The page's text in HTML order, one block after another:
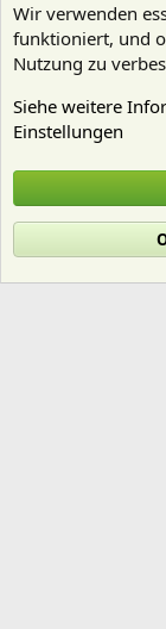
Cookies
R
Wir verwenden
funktioniert, und
Nutzung zu
Siehe weitere
Einstellungen